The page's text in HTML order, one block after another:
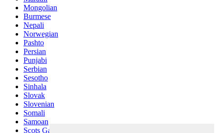
Mongolian
Burmese
Nepali
Norwegian
Pashto
Persian
Punjabi
Serbian
Sesotho
Sinhala
Slovak
Slovenian
Somali
Samoan
Scots Gaelic